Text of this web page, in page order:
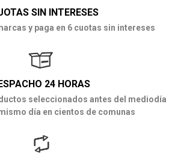
SIN INTERESES
y paga en 6 cuotas sin intereses
24 HORAS
seleccionados antes del mediodía
día en cientos de comunas